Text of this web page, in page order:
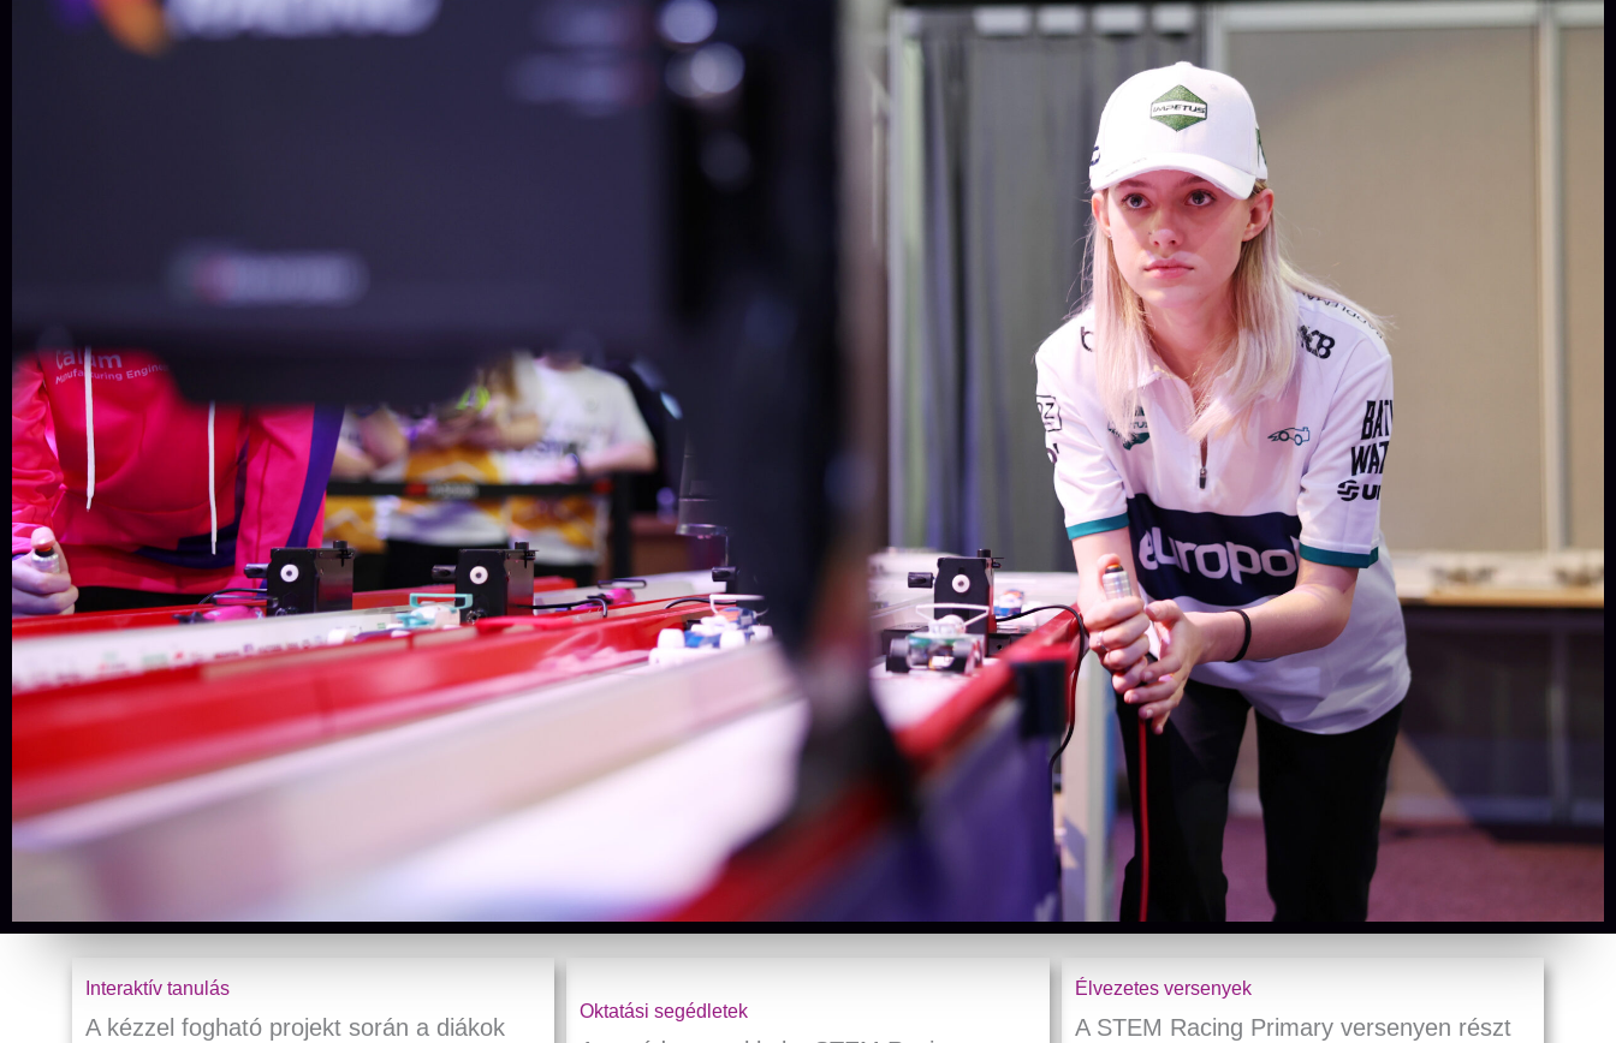
Interaktív tanulás
A kézzel fogható projekt során a diákok
Oktatási segédletek
Élvezetes versenyek
A STEM Racing Primary versenyen részt